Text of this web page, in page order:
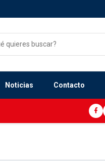
Noticias Contacto